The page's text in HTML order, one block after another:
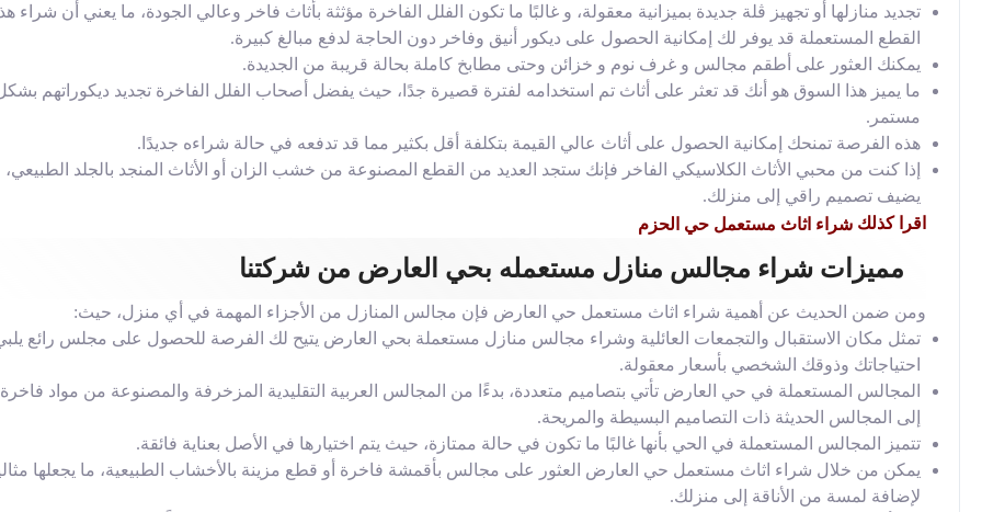
تجديد منازلها أو تجهيز ڤلة جديدة بميزانية معقولة، و غالبًا ما تكون الفلل الفاخرة مؤثثة بأثاث فاخر وعالي الجودة، ما يعني أن شراء
القطع المستعملة قد يوفر لك إمكانية الحصول على ديكور أنيق وفاخر دون الحاجة لدفع مبالغ كبيرة.
يمكنك العثور على أطقم مجالس و غرف نوم و خزائن وحتى مطابخ كاملة بحالة قريبة من الجديدة.
ما يميز هذا السوق هو أنك قد تعثر على أثاث تم استخدامه لفترة قصيرة جدًا، حيث يفضل أصحاب الفلل الفاخرة تجديد ديكوراتهم
مستمر.
هذه الفرصة تمنحك إمكانية الحصول على أثاث عالي القيمة بتكلفة أقل بكثير مما قد تدفعه في حالة شراءه جديدًا.
إذا كنت من محبي الأثاث الكلاسيكي الفاخر فإنك ستجد العديد من القطع المصنوعة من خشب الزان أو الأثاث المنجد بالجلد الطبيعي،
يضيف تصميم راقي إلى منزلك.
اقرا كذلك شراء اثاث مستعمل حي الحزم
مميزات شراء مجالس منازل مستعمله بحي العارض من شركتنا
ومن ضمن الحديث عن أهمية شراء اثاث مستعمل حي العارض فإن مجالس المنازل من الأجزاء المهمة في أي منزل، حيث:
تمثل مكان الاستقبال والتجمعات العائلية وشراء مجالس منازل مستعملة بحي العارض يتيح لك الفرصة للحصول على مجلس رائع
احتياجاتك وذوقك الشخصي بأسعار معقولة.
المجالس المستعملة في حي العارض تأتي بتصاميم متعددة، بدءًا من المجالس العربية التقليدية المزخرفة والمصنوعة من مواد
إلى المجالس الحديثة ذات التصاميم البسيطة والمريحة.
تتميز المجالس المستعملة في الحي بأنها غالبًا ما تكون في حالة ممتازة، حيث يتم اختيارها في الأصل بعناية فائقة.
يمكن من خلال شراء اثاث مستعمل حي العارض العثور على مجالس بأقمشة فاخرة أو قطع مزينة بالأخشاب الطبيعية، ما يجعلها
لإضافة لمسة من الأناقة إلى منزلك.